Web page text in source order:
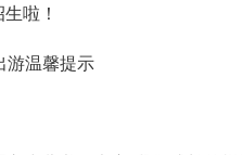
啦！
游温馨提示